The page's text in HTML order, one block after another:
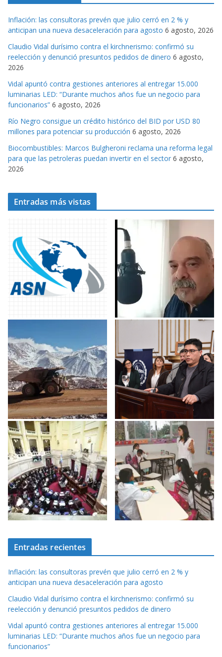
o
r
i
a
s
Inflación: las consultoras prevén que julio cerró en 2 % y
anticipan una nueva desaceleración para agosto 6 agosto, 2026
Claudio Vidal durísimo contra el kirchnerismo: confirmó su
reelección y denunció presuntos pedidos de dinero 6 agosto,
2026
Vidal apuntó contra gestiones anteriores al entregar 15.000
luminarias LED: “Durante muchos años fue un negocio para
funcionarios” 6 agosto, 2026
Río Negro consigue un crédito histórico del BID por USD 80
millones para potenciar su producción 6 agosto, 2026
Biocombustibles: Marcos Bulgheroni reclama una reforma legal
para que las petroleras puedan invertir en el sector 6 agosto,
2026
Entradas más vistas
Entradas recientes
Inflación: las consultoras prevén que julio cerró en 2 % y
anticipan una nueva desaceleración para agosto
Claudio Vidal durísimo contra el kirchnerismo: confirmó su
reelección y denunció presuntos pedidos de dinero
Vidal apuntó contra gestiones anteriores al entregar 15.000
luminarias LED: “Durante muchos años fue un negocio para
funcionarios”